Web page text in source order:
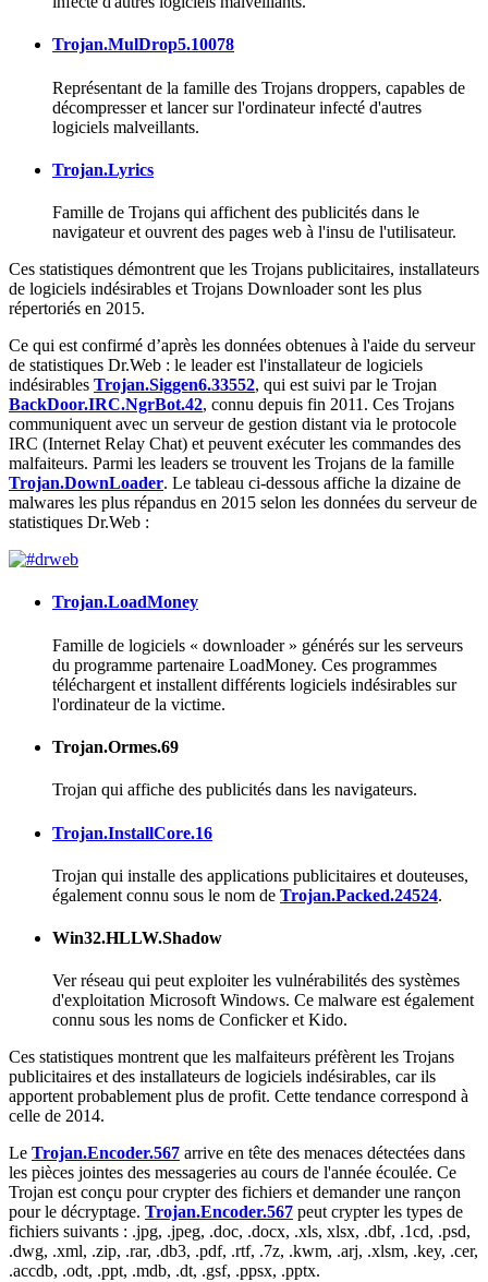
Trojan.MulDrop5.10078
Représentant de la famille des Trojans droppers, capables de
décompresser et lancer sur l'ordinateur infecté d'autres
logiciels malveillants.
Trojan.Lyrics
Famille de Trojans qui affichent des publicités dans le
navigateur et ouvrent des pages web à l'insu de l'utilisateur.
Ces statistiques démontrent que les Trojans publicitaires, installateurs
de logiciels indésirables et Trojans Downloader sont les plus
répertoriés en 2015.
Ce qui est confirmé d’après les données obtenues à l'aide du serveur
de statistiques Dr.Web : le leader est l'installateur de logiciels
indésirables Trojan.Siggen6.33552, qui est suivi par le Trojan
BackDoor.IRC.NgrBot.42, connu depuis fin 2011. Ces Trojans
communiquent avec un serveur de gestion distant via le protocole
IRC (Internet Relay Chat) et peuvent exécuter les commandes des
malfaiteurs. Parmi les leaders se trouvent les Trojans de la famille
Trojan.DownLoader. Le tableau ci-dessous affiche la dizaine de
malwares les plus répandus en 2015 selon les données du serveur de
statistiques Dr.Web :
Trojan.LoadMoney
Famille de logiciels « downloader » générés sur les serveurs
du programme partenaire LoadMoney. Ces programmes
téléchargent et installent différents logiciels indésirables sur
l'ordinateur de la victime.
Trojan.Ormes.69
Trojan qui affiche des publicités dans les navigateurs.
Trojan.InstallCore.16
Trojan qui installe des applications publicitaires et douteuses,
également connu sous le nom de Trojan.Packed.24524.
Win32.HLLW.Shadow
Ver réseau qui peut exploiter les vulnérabilités des systèmes
d'exploitation Microsoft Windows. Ce malware est également
connu sous les noms de Conficker et Kido.
Ces statistiques montrent que les malfaiteurs préfèrent les Trojans
publicitaires et des installateurs de logiciels indésirables, car ils
apportent probablement plus de profit. Cette tendance correspond à
celle de 2014.
Le Trojan.Encoder.567 arrive en tête des menaces détectées dans
les pièces jointes des messageries au cours de l'année écoulée. Ce
Trojan est conçu pour crypter des fichiers et demander une rançon
pour le décryptage. Trojan.Encoder.567 peut crypter les types de
fichiers suivants : .jpg, .jpeg, .doc, .docx, .xls, xlsx, .dbf, .1cd, .psd,
.dwg, .xml, .zip, .rar, .db3, .pdf, .rtf, .7z, .kwm, .arj, .xlsm, .key, .cer,
.accdb, .odt, .ppt, .mdb, .dt, .gsf, .ppsx, .pptx.